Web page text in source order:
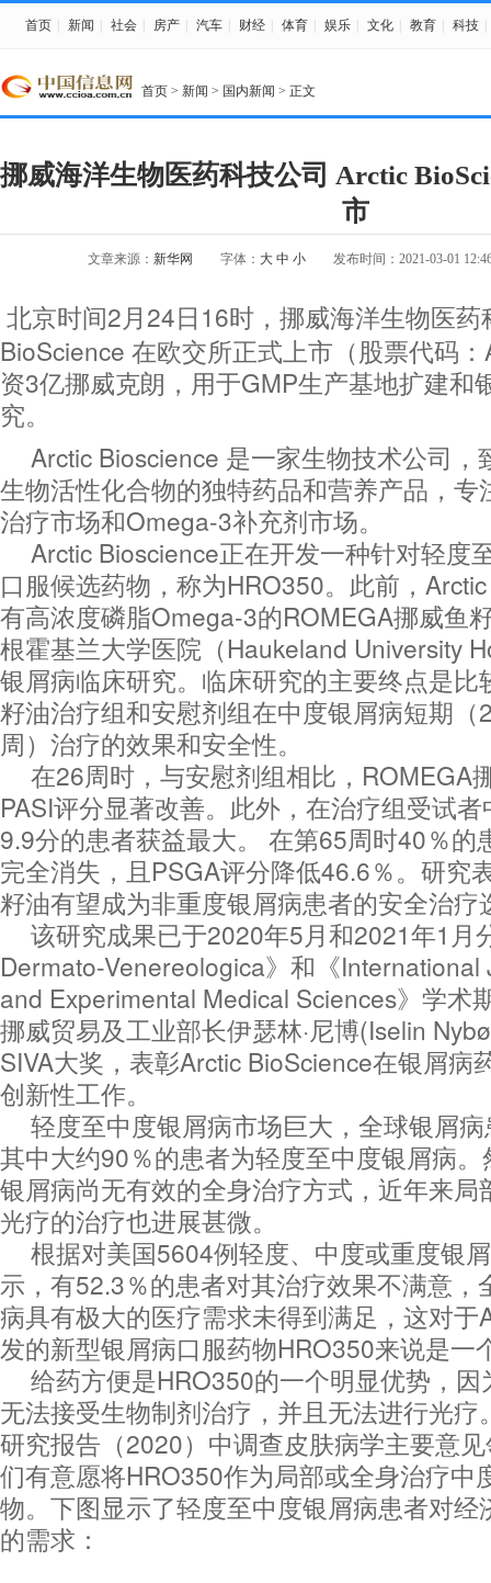
首页 新闻 社会 房产 汽车 财经 体育 娱乐 文化 教育 科技
首页 > 新闻 > 国内新闻 > 正文
挪威海洋生物医药科技公司 Arctic
市
文章来源： 新华网 字体： 大 中 小 发布时间：2021-03-01
北京时间2月24日16时，挪威海洋生物医药
BioScience 在欧交所正式上市（股票代码
资3亿挪威克朗，用于GMP生产基地扩建和
究。
Arctic Bioscience 是一家生物技术公司
生物活性化合物的独特药品和营养产品，专
治疗市场和Omega-3补充剂市场。
Arctic Bioscience正在开发一种针对轻度
口服候选药物，称为HRO350。此前，
有高浓度磷脂Omega-3的ROMEGA挪威鱼
根霍基兰大学医院（Haukeland University
银屑病临床研究。临床研究的主要终点是比
籽油治疗组和安慰剂组在中度银屑病短期（
周）治疗的效果和安全性。
在26周时，与安慰剂组相比，ROMEGA
PASI评分显著改善。此外，在治疗组受试
9.9分的患者获益最大。 在第65周时40％的
完全消失，且PSGA评分降低46.6％。研究
籽油有望成为非重度银屑病患者的安全治疗
该研究成果已于2020年5月和2021年1月
Dermato-Venereologica》和《International
and Experimental Medical Sciences》学术
挪威贸易及工业部长伊瑟林·尼博(Iselin
SIVA大奖，表彰Arctic BioScience在银屑病
创新性工作。
轻度至中度银屑病市场巨大，全球银屑
其中大约90％的患者为轻度至中度银屑病
银屑病尚无有效的全身治疗方式，近年来局
光疗的治疗也进展甚微。
根据对美国5604例轻度、中度或重度银
示，有52.3％的患者对其治疗效果不满意，
病具有极大的医疗需求未得到满足，这对于
发的新型银屑病口服药物HRO350来说是一
给药方便是HRO350的一个明显优势，
无法接受生物制剂治疗，并且无法进行光疗
研究报告（2020）中调查皮肤病学主要意
们有意愿将HRO350作为局部或全身治疗中
物。下图显示了轻度至中度银屑病患者对经
的需求：